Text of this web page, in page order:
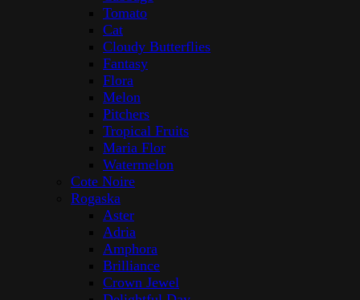
Tomato
Cat
Cloudy Butterflies
Fantasy
Flora
Melon
Pitchers
Tropical Fruits
Maria Flor
Watermelon
Cote Noire
Rogaska
Aster
Adria
Amphora
Brilliance
Crown Jewel